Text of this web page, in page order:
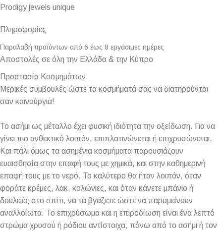
Prodigy jewels unique
Πληροφορίες
Παραλαβή προϊόντων από 6 έως 8 εργάσιμες ημέρες
Αποστολές σε όλη την Ελλάδα & την Κύπρο
Προστασία Κοσμημάτων
Μερικές συμβουλές ώστε τα κοσμήματά σας να διατηρούνται
σαν καινούργια!
Το ασήμι ως μέταλλο έχει φυσική ιδιότητα την οξείδωση. Για να
γίνει πιο ανθεκτικό λοιπόν, επιπλατινώνεται ή επιχρυσώνεται.
Και πάλι όμως τα ασημένια κοσμήματα παρουσιάζουν
ευαισθησία στην επαφή τους με χημικά, και στην καθημερινή
επαφή τους με το νερό. Το καλύτερο θα ήταν λοιπόν, όταν
φοράτε κρέμες, λακ, κολώνιες, και όταν κάνετε μπάνιο ή
δουλειές στο σπίτι, να τα βγάζετε ώστε να παραμείνουν
αναλλοίωτα. Το επιχρύσωμα και η επιροδίωση είναι ένα λεπτό
στρώμα χρυσού ή ρόδιου αντίστοιχα, πάνω από το ασήμι ή τον